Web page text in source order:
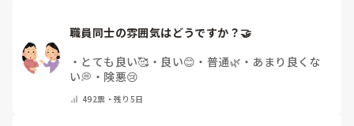
職員同士の雰囲気はどうですか？🤝
・ とても良い🥰 ・ 良い😊 ・ 普通🌿 ・ あまり良くな
い💭 ・ 険悪😢
492票・残り5日